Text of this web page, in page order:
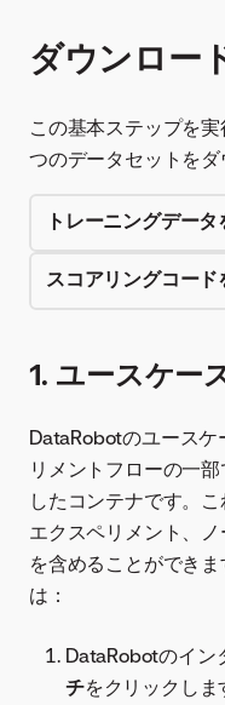
ダウンロー
この基本ステップを
つのデータセットをダ
トレーニングデー
スコアリングコー
1. ユースケー
DataRobotのユース
リメントフローの一
したコンテナです。
エクスペリメント、
を含めることができ
は：
DataRobotのイン
チをクリックしま